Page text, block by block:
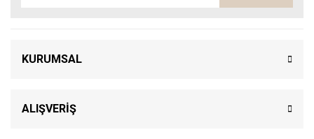
KURUMSAL
ALIŞVERİŞ